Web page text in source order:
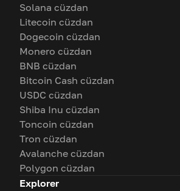
Solana cüzdan
Litecoin cüzdan
Dogecoin cüzdan
Monero cüzdan
BNB cüzdan
Bitcoin Cash cüzdan
USDC cüzdan
Shiba Inu cüzdan
Toncoin cüzdan
Tron cüzdan
Avalanche cüzdan
Polygon cüzdan
Explorer